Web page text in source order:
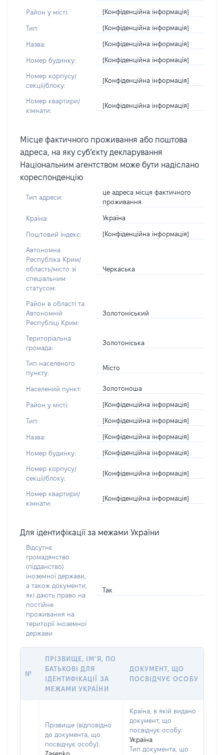
Район у місті: [Конфіденційна інформація]
Тип: [Конфіденційна інформація]
Назва: [Конфіденційна інформація]
Номер будинку: [Конфіденційна інформація]
Номер корпусу/
секції/блоку:
[Конфіденційна інформація]
Номер квартири/
кімнати:
[Конфіденційна інформація]
Місце фактичного проживання або поштова
адреса, на яку суб’єкту декларування
Національним агентством може бути надіслано
кореспонденцію
Тип адреси:
це адреса місця фактичного
проживання
Країна: Україна
Поштовий індекс: [Конфіденційна інформація]
Автономна
Республіка Крим/
область/місто зі
спеціальним
статусом:
Черкаська
Район в області та
Автономній
Республіці Крим:
Золотоніський
Територіальна
громада:
Золотоніська
Тип населеного
пункту:
Місто
Населений пункт: Золотоноша
Район у місті: [Конфіденційна інформація]
Тип: [Конфіденційна інформація]
Назва: [Конфіденційна інформація]
Номер будинку: [Конфіденційна інформація]
Номер корпусу/
секції/блоку:
[Конфіденційна інформація]
Номер квартири/
кімнати:
[Конфіденційна інформація]
Для ідентифікації за межами України
Відсутнє
громадянство
(підданство)
іноземної держави,
а також документи,
які дають право на
постійне
проживання на
території іноземної
держави
Так
№
ПРІЗВИЩЕ, ІМ’Я, ПО
БАТЬКОВІ ДЛЯ
ІДЕНТИФІКАЦІЇ ЗА
МЕЖАМИ УКРАЇНИ
ДОКУМЕНТ, ЩО
ПОСВІДЧУЄ ОСОБУ
Прізвище (відповідно
до документа, що
посвідчує особу):
Zasenko
Країна, в якій видано
документ, що
посвідчує особу:
Україна
Тип документа, що